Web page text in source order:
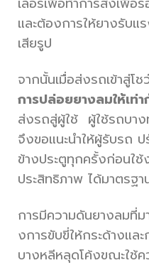
และต้องการให้ยางรับแ
เสียรูป
จากนั้นเมื่อส่งรถเข้าสู่โ
การปล่อยยางลมให้เท่
ส่งรถสู่ผู้ใช้ ผู้ใช้รถบาง
จึงขอแนะนำให้ผู้รับรถ
ข้างประตูทุกครั้งก่อนใช้
ประสิทธิภาพ ได้มาตรฐ
การมีความดันยางลมที่
งการขับขี่ให้กระด้างแล
บางหลีหลุดโค้งขณะใช้ค